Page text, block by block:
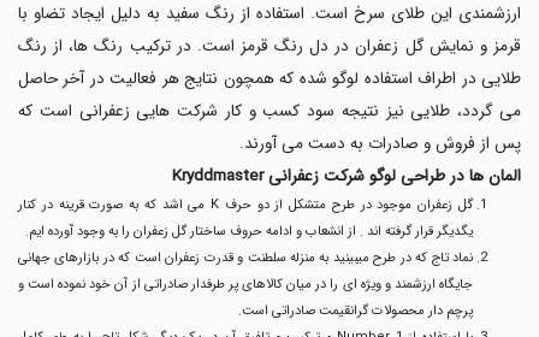
ارزشمندی این طلای سرخ است. استفاده از رنگ سفید به دلیل ایجاد تضاو با
قرمز و نمایش گل زعفران در دل رنگ قرمز است. در ترکیب رنگ ها، از رنگ
طلایی در اطراف استفاده لوگو شده که همچون نتایج هر فعالیت در آخر حاصل
می گردد، طلایی نیز نتیجه سود کسب و کار شرکت هایی زعفرانی است که
پس از فروش و صادرات به دست می آورند.
المان ها در طراحی لوگو شرکت زعفرانی Kryddmaster
گل زعفران موجود در طرح متشکل از دو حرف K می اشد که به صورت قرینه در کنار
یگدیگر قرار گرفته اند . از انشعاب و ادامه حروف ساختار گل زعفران را به وجود آورده ایم.
نماد تاج که در طرح میبینید به منزله سلطنت و قدرت زعفران است که در بازارهای جهانی
جایگاه ارزشمند و ویژه ای را در میان کالاهای پر طرفدار صادراتی از آن خود نموده است و
پرچم دار محصولات گرانقیمت صادراتی است.